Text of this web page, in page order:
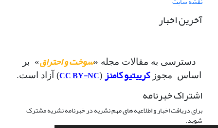
آخرین اخبار
دسترسی به مقالات مجله «سوخت و احتراق» بر
اساس مجوزکرییتیو کامنز (
CC BY-NC) آزاد است.
اشتراک خبرنامه
برای دریافت اخبار و اطلاعیه های مهم نشریه در خبرنامه نشریه مشترک
شوید.